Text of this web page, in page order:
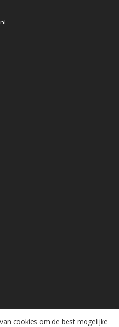
cookies om de best mogelijke